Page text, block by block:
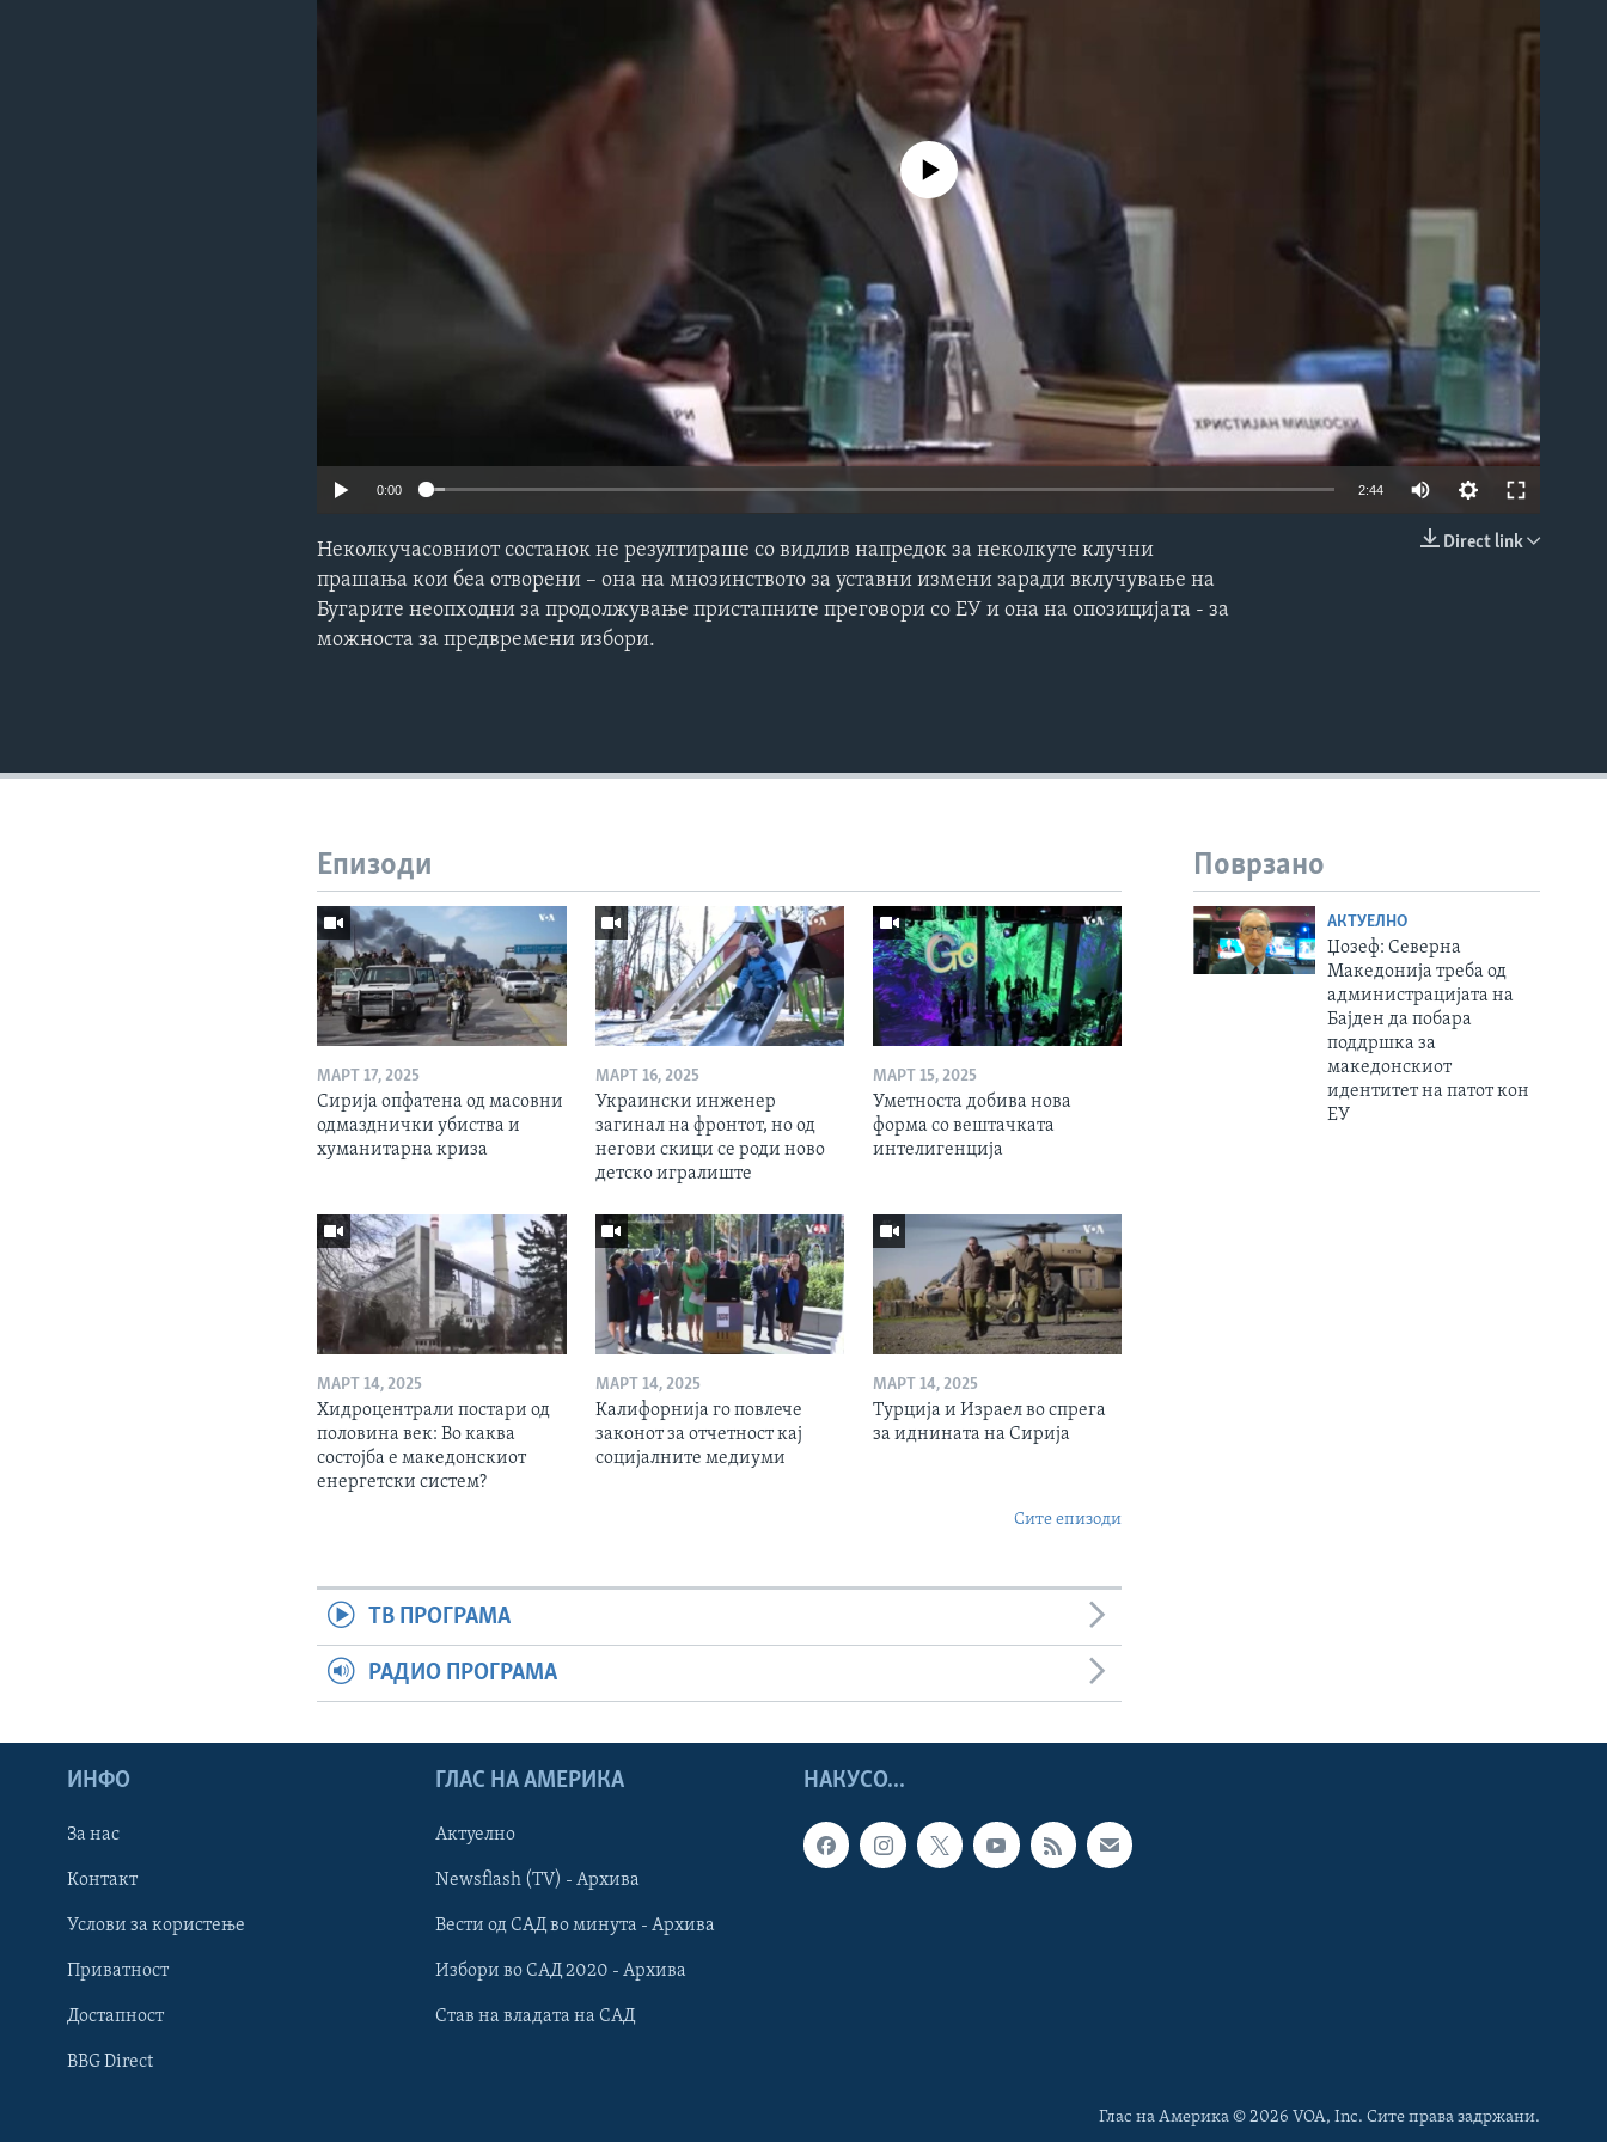
Learning English
НАКУСО...
No media source currently available
0:00 2:44
Direct link
Неколкучасовниот состанок не резултираше со видлив напредок за неколкуте клучни
прашања кои беа отворени – она на мнозинството за уставни измени заради вклучување на
Бугарите неопходни за продолжување пристапните преговори со ЕУ и она на опозицијата - за
можноста за предвремени избори.
Поврзано
АКТУЕЛНО
Џозеф: Северна
Македонија треба од
администрацијата на
Бајден да побара
поддршка за
македонскиот
идентитет на патот кон
ЕУ
Епизоди
МАРТ 17, 2025
Сирија опфатена од масовни
одмазднички убиства и
хуманитарна криза
МАРТ 16, 2025
Украински инженер
загинал на фронтот, но од
негови скици се роди ново
детско игралиште
МАРТ 15, 2025
Уметноста добива нова
форма со вештачката
интелигенција
МАРТ 14, 2025
Хидроцентрали постари од
половина век: Во каква
состојба е македонскиот
енергетски систем?
МАРТ 14, 2025
Калифорнија го повлече
законот за отчетност кај
социјалните медиуми
МАРТ 14, 2025
Турција и Израел во спрега
за иднината на Сирија
Сите епизоди
ТВ ПРОГРАМА
РАДИО ПРОГРАМА
НАКУСО...
ИНФО
За нас
Контакт
Услови за користење
Приватност
Достапност
BBG Direct
ГЛАС НА АМЕРИКА
Актуелно
Newsflash (TV) - Архива
Вести од САД во минута - Архива
Избори во САД 2020 - Архива
Став на владата на САД
Глас на Америка © 2026 VOA, Inc. Сите права задржани.